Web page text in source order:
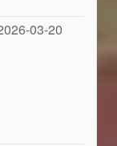
03-20